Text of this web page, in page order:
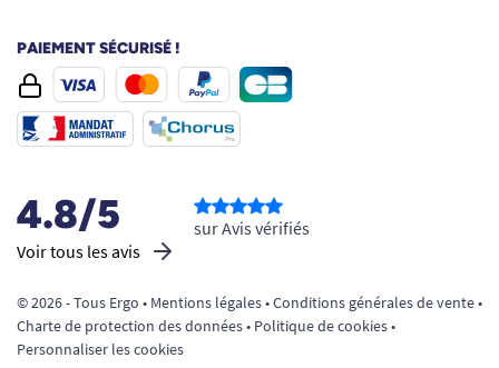
PAIEMENT SÉCURISÉ !
4.8/5
Voir tous les avis
sur Avis vérifiés
© 2026 - Tous Ergo • Mentions légales•Conditions générales de vente•
Charte de protection des données• Politique de cookies•
Personnaliser les cookies